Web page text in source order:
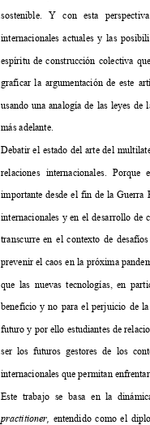
sostenible. Y con esta perspectiva
internacionales actuales y las
espíritu de construcción colectiva
graficar la argumentación de este
usando una analogía de las leyes de
más adelante.
Debatir el estado del arte del
relaciones internacionales. Porque
importante desde el fin de la Guerra
internacionales y en el desarrollo de
transcurre en el contexto de desafíos
prevenir el caos en la próxima
que las nuevas tecnologías, en
beneficio y no para el perjuicio de la
futuro y por ello estudiantes de
ser los futuros gestores de los
internacionales que permitan
Este trabajo se basa en la
practitioner, entendido como el